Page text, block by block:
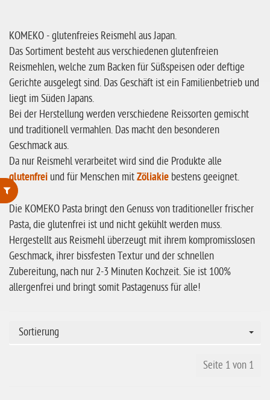
ohne Weizenstärke
laktosefrei
ohne Hefe
ohne Ei
ohne Haselnüsse
KOMEKO - glutenfreies Reismehl aus Japan.
Das Sortiment besteht aus verschiedenen glutenfreien
Reismehlen, welche zum Backen für Süßspeisen oder deftige
Gerichte ausgelegt sind. Das Geschäft ist ein Familienbetrieb und
liegt im Süden Japans.
Bei der Herstellung werden verschiedene Reissorten gemischt
und traditionell vermahlen. Das macht den besonderen
Geschmack aus.
Da nur Reismehl verarbeitet wird sind die Produkte alle
glutenfrei und für Menschen mitZöliakie bestens geeignet.
Die KOMEKO Pasta bringt den Genuss von traditioneller frischer
Pasta, die glutenfrei ist und nicht gekühlt werden muss.
Hergestellt aus Reismehl überzeugt mit ihrem kompromisslosen
Geschmack, ihrer bissfesten Textur und der schnellen
Zubereitung, nach nur 2-3 Minuten Kochzeit. Sie ist 100%
allergenfrei und bringt somit Pastagenuss für alle!
Sortierung
Seite 1 von 1